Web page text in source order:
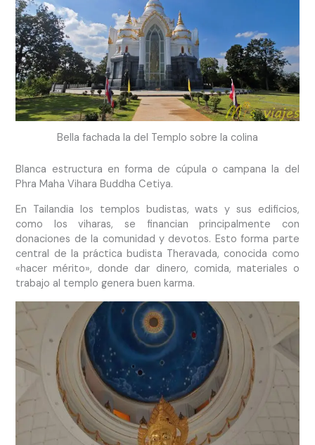
Bella fachada la del Templo sobre la colina
Blanca estructura en forma de cúpula o campana la del
Phra Maha Vihara Buddha Cetiya.
En Tailandia los templos budistas, wats y sus edificios,
como los viharas, se financian principalmente con
donaciones de la comunidad y devotos. Esto forma parte
central de la práctica budista Theravada, conocida como
«hacer mérito», donde dar dinero, comida, materiales o
trabajo al templo genera buen karma.